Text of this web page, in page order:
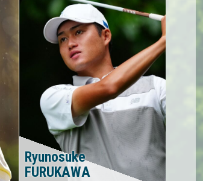
Ryunosuke
FURUKAWA